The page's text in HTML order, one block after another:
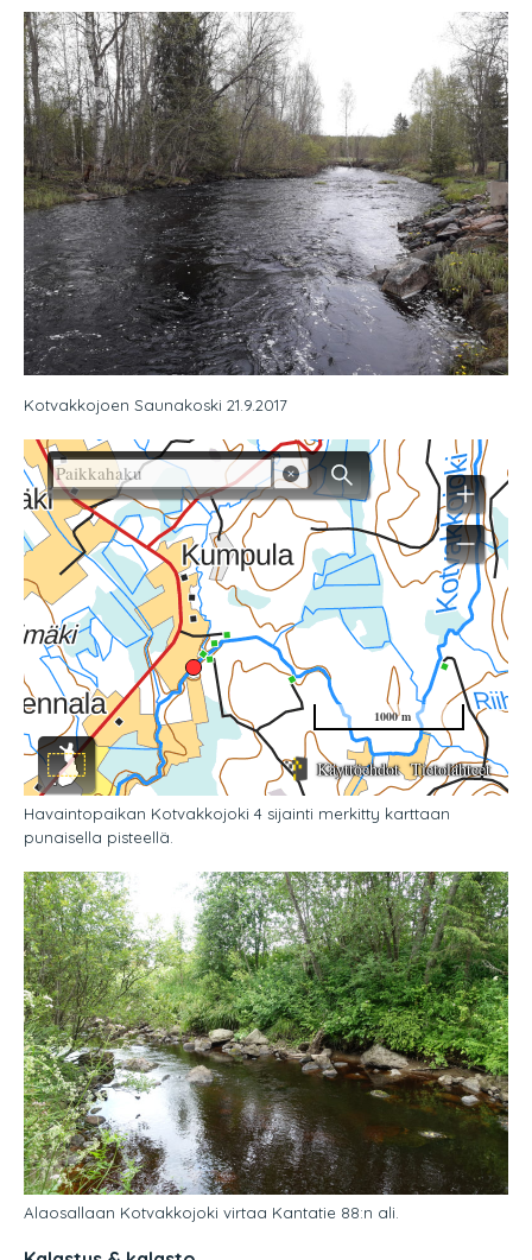
Kotvakkojoen Saunakoski 21.9.2017
Havaintopaikan Kotvakkojoki 4 sijainti merkitty karttaan
punaisella pisteellä.
Alaosallaan Kotvakkojoki virtaa Kantatie 88:n ali.